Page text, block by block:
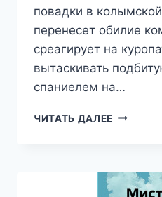
повадки в
перенесет обилие
среагирует на
вытаскивать
спаниелем на…
ЧИТАТЬ ДАЛЕЕ СО
—
ВИКТОР